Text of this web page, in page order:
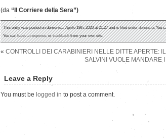
(da “Il Corriere della Sera”)
This entry was posted on domenica, Aprile 19th, 2020 at 21:27 and is filed underdenuncia. You
You canleave a response, ortrackbackfrom your own site.
« CONTROLLI DEI CARABINIERI NELLE DITTE APERTE:
SALVINI VUOLE MANDARE
Leave a Reply
You must be logged in to post a comment.